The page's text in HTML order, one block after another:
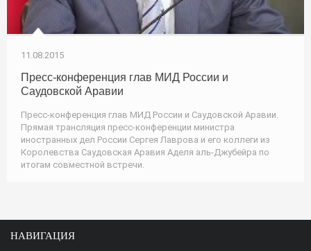
11.08.2015
Пресс-конференция глав МИД России и
Саудовской Аравии
Пресс-конференция глав МИД России и Саудовской Аравии.
Прямая трансляция пресс-конференции министра
иностранных дел России Сергея Лаврова и его коллеги из
Королевства Саудовская Аравия Аделя аль-Джубейра по
итогам совместной встречи.
НАВИГАЦИЯ